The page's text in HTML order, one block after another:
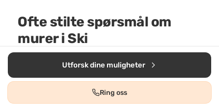
Ofte stilte spørsmål om
murer i Ski
1. Hva koster murer i Ski?
Utforsk dine muligheter
Ring oss